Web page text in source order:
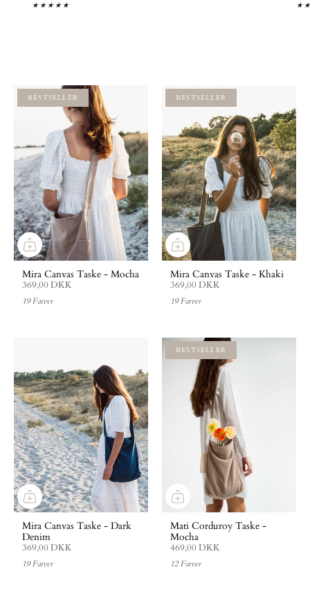
★★★★★
BESTSELLER
Mira Canvas Taske - Mocha
369,00 DKK
19 Farver
BESTSELLER
Mira Canvas Taske - Khaki
369,00 DKK
19 Farver
Mira Canvas Taske - Dark
Denim
369,00 DKK
19 Farver
BESTSELLER
Mati Corduroy Taske -
Mocha
469,00 DKK
12 Farver